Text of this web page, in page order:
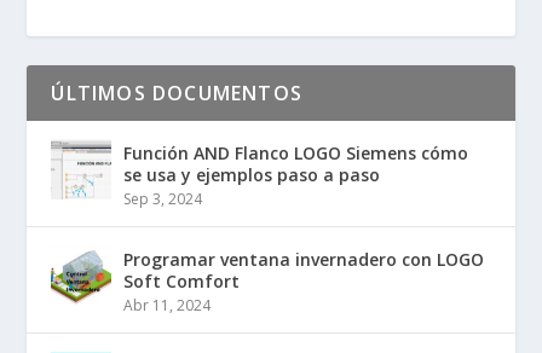
ÚLTIMOS DOCUMENTOS
Función AND Flanco LOGO Siemens cómo
se usa y ejemplos paso a paso
Sep 3, 2024
Programar ventana invernadero con LOGO
Soft Comfort
Abr 11, 2024